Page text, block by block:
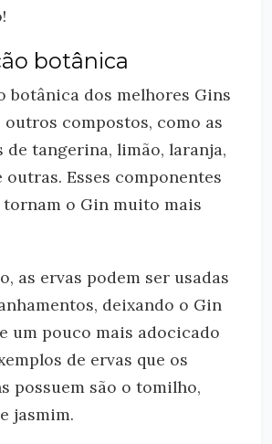
botânica
botânica dos melhores Gins
compostos, como as
tangerina, limão, laranja,
Esses componentes
tornam o Gin muito mais
as ervas podem ser usadas
deixando o Gin
um pouco mais adocicado
de ervas que os
possuem são o tomilho,
jasmim.